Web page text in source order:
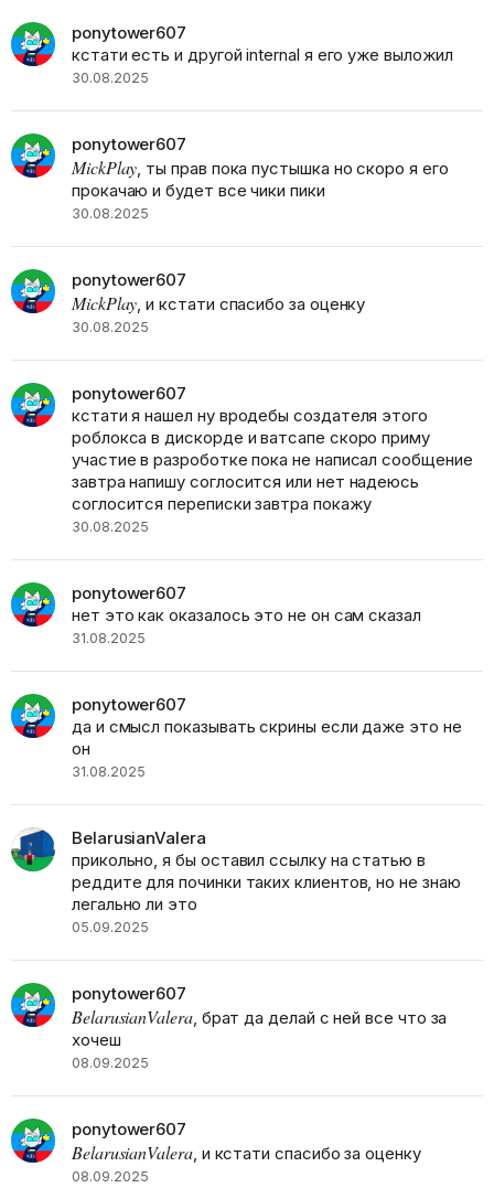
ponytower607
кстати есть и другой internal я его уже выложил
30.08.2025
ponytower607
MickPlay, ты прав пока пустышка но скоро я его
прокачаю и будет все чики пики
30.08.2025
ponytower607
MickPlay, и кстати спасибо за оценку
30.08.2025
ponytower607
кстати я нашел ну вродебы создателя этого
роблокса в дискорде и ватсапе скоро приму
участие в разроботке пока не написал сообщение
завтра напишу соглосится или нет надеюсь
соглосится переписки завтра покажу
30.08.2025
ponytower607
нет это как оказалось это не он сам сказал
31.08.2025
ponytower607
да и смысл показывать скрины если даже это не
он
31.08.2025
BelarusianValera
прикольно, я бы оставил ссылку на статью в
реддите для починки таких клиентов, но не знаю
легально ли это
05.09.2025
ponytower607
BelarusianValera, брат да делай с ней все что за
хочеш
08.09.2025
ponytower607
BelarusianValera, и кстати спасибо за оценку
08.09.2025